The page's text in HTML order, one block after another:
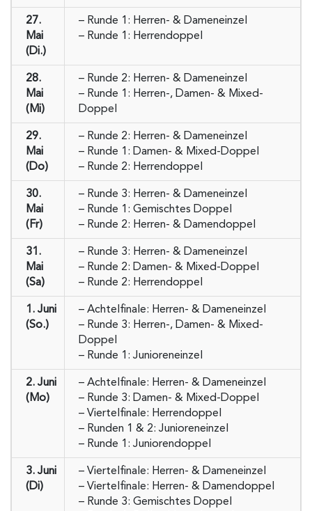
27.
Mai
(Di.)
– Runde 1: Herren- & Dameneinzel
– Runde 1: Herrendoppel
28.
Mai
(Mi)
– Runde 2: Herren- & Dameneinzel
– Runde 1: Herren-, Damen- & Mixed-
Doppel
29.
Mai
(Do)
– Runde 2: Herren- & Dameneinzel
– Runde 1: Damen- & Mixed-Doppel
– Runde 2: Herrendoppel
30.
Mai
(Fr)
– Runde 3: Herren- & Dameneinzel
– Runde 1: Gemischtes Doppel
– Runde 2: Herren- & Damendoppel
31.
Mai
(Sa)
– Runde 3: Herren- & Dameneinzel
– Runde 2: Damen- & Mixed-Doppel
– Runde 2: Herrendoppel
1. Juni
(So.)
– Achtelfinale: Herren- & Dameneinzel
– Runde 3: Herren-, Damen- & Mixed-
Doppel
– Runde 1: Junioreneinzel
2. Juni
(Mo)
– Achtelfinale: Herren- & Dameneinzel
– Runde 3: Damen- & Mixed-Doppel
– Viertelfinale: Herrendoppel
– Runden 1 & 2: Junioreneinzel
– Runde 1: Juniorendoppel
3. Juni
(Di)
– Viertelfinale: Herren- & Dameneinzel
– Viertelfinale: Herren- & Damendoppel
– Runde 3: Gemischtes Doppel